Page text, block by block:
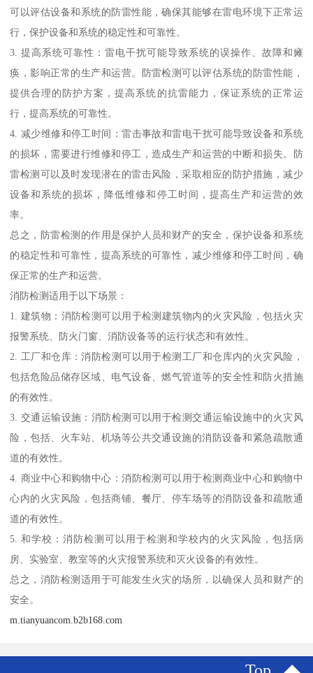
可以评估设备和系统的防雷性能，确保其能够在雷电环境下正常运
行，保护设备和系统的稳定性和可靠性。
3. 提高系统可靠性：雷电干扰可能导致系统的误操作、故障和瘫
痪，影响正常的生产和运营。防雷检测可以评估系统的防雷性能，
提供合理的防护方案，提高系统的抗雷能力，保证系统的正常运
行，提高系统的可靠性。
4. 减少维修和停工时间：雷击事故和雷电干扰可能导致设备和系统
的损坏，需要进行维修和停工，造成生产和运营的中断和损失。防
雷检测可以及时发现潜在的雷击风险，采取相应的防护措施，减少
设备和系统的损坏，降低维修和停工时间，提高生产和运营的效
率。
总之，防雷检测的作用是保护人员和财产的安全，保护设备和系统
的稳定性和可靠性，提高系统的可靠性，减少维修和停工时间，确
保正常的生产和运营。
消防检测适用于以下场景：
1. 建筑物：消防检测可以用于检测建筑物内的火灾风险，包括火灾
报警系统、防火门窗、消防设备等的运行状态和有效性。
2. 工厂和仓库：消防检测可以用于检测工厂和仓库内的火灾风险，
包括危险品储存区域、电气设备、燃气管道等的安全性和防火措施
的有效性。
3. 交通运输设施：消防检测可以用于检测交通运输设施中的火灾风
险，包括、火车站、机场等公共交通设施的消防设备和紧急疏散通
道的有效性。
4. 商业中心和购物中心：消防检测可以用于检测商业中心和购物中
心内的火灾风险，包括商铺、餐厅、停车场等的消防设备和疏散通
道的有效性。
5. 和学校：消防检测可以用于检测和学校内的火灾风险，包括病
房、实验室、教室等的火灾报警系统和灭火设备的有效性。
总之，消防检测适用于可能发生火灾的场所，以确保人员和财产的
安全。
m.tianyuancom.b2b168.com